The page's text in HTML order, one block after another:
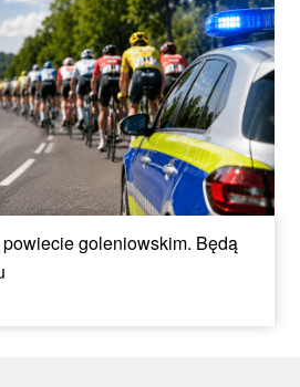
goleniowskim. Będą